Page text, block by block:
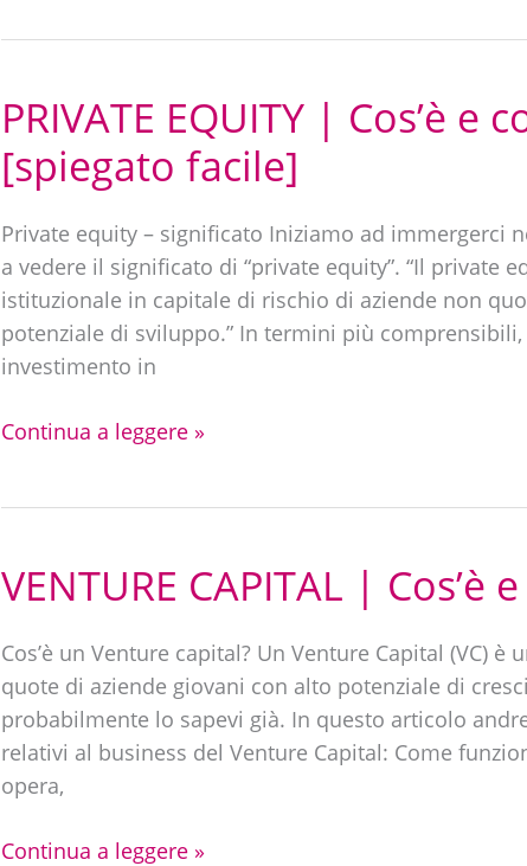
PRIVATE EQUITY | Cos’è e
[spiegato facile]
Private equity – significato Iniziamo ad immergerci
a vedere il significato di “private equity”. “Il private
istituzionale in capitale di rischio di aziende non
potenziale di sviluppo.” In termini più
investimento in
PRIVATE
e
come
funziona?
[spiegato
facile]
Continua a leggere »
VENTURE CAPITAL | Cos’è
Cos’è un Venture capital? Un Venture Capital (VC)
quote di aziende giovani con alto potenziale di
probabilmente lo sapevi già. In questo articolo
relativi al business del Venture Capital: Come
opera,
VENTURE
CAPITAL
|
Cos’è
e
come
funziona
Continua a leggere »